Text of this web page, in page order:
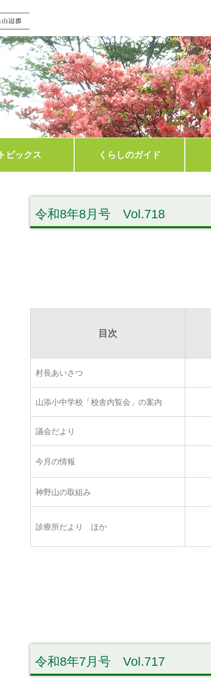
トピックス くらしのガイド
令和8年8月号 Vol.718
目次
村長あいさつ
山添小中学校「校舎内覧会」の案内
議会だより
今月の情報
神野山の取組み
診療所だより ほか
令和8年7月号 Vol.717